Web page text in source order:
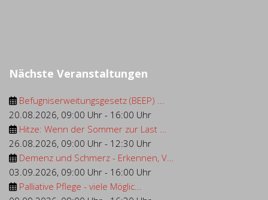
Nächste Veranstaltungen
Befugniserweitungsgesetz (BEEP) ...
20.08.2026, 09:00 Uhr - 16:00 Uhr
Hitze: Wenn der Sommer zur Last ...
26.08.2026, 09:00 Uhr - 12:30 Uhr
Demenz und Schmerz - Erkennen, V...
03.09.2026, 09:00 Uhr - 16:00 Uhr
Palliative Pflege - viele Möglic...